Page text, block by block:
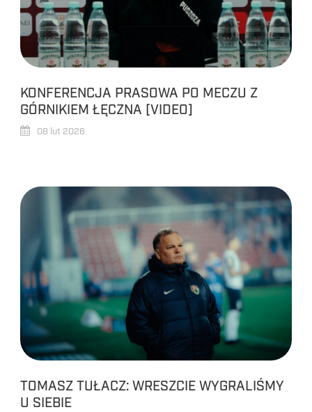
KONFERENCJA PRASOWA PO MECZU Z
GÓRNIKIEM ŁĘCZNA [VIDEO]
08 lut 2026
TOMASZ TUŁACZ: WRESZCIE WYGRALIŚMY
U SIEBIE